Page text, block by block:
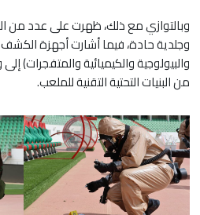
وبالتوازي مع ذلك، ظهرت على عدد من
وجلدية حادة، فيما أشارت أجهزة الكشف
والبيولوجية والكيميائية والمتفجرات)
من البنيات التحتية التقنية للملعب.